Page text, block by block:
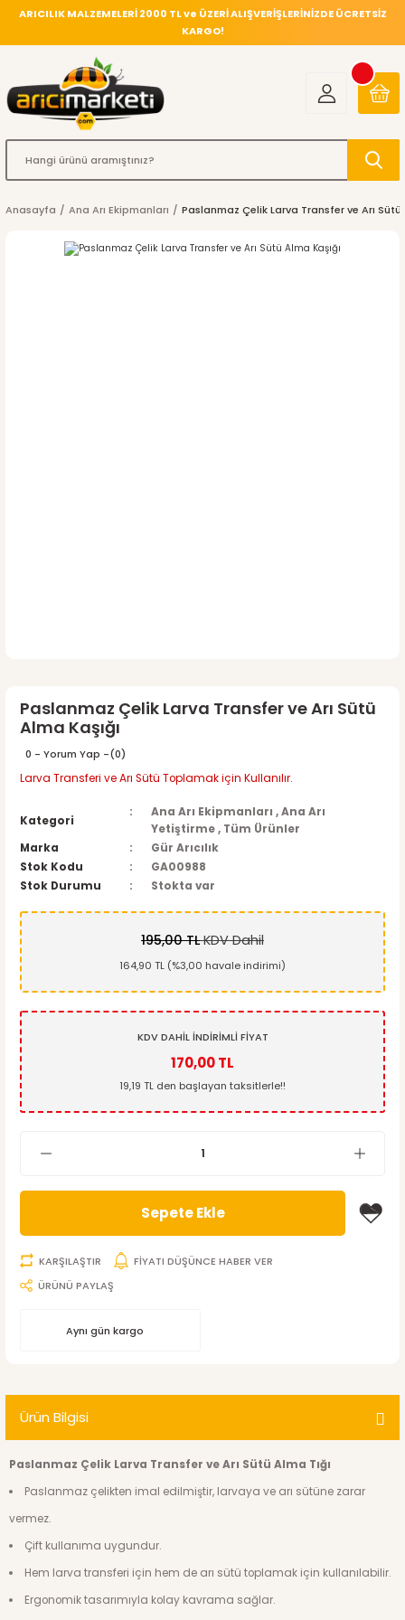
ARICILIK MALZEMELERİ 2000 TL ve ÜZERİ ALIŞVERİŞLERİNİZDE ÜCRETSİZ
KARGO!
Anasayfa Ana Arı Ekipmanları Paslanmaz Çelik Larva Transfer ve Arı Sütü
Paslanmaz Çelik Larva Transfer ve Arı Sütü
Alma Kaşığı
0 - Yorum Yap -(0)
Larva Transferi ve Arı Sütü Toplamak için Kullanılır.
Kategori
Ana Arı Ekipmanları ,Ana Arı
Yetiştirme, Tüm Ürünler
Marka
Gür Arıcılık
Stok Kodu
GA00988
Stok Durumu
Stokta var
195,00 TLKDV Dahil
164,90 TL (%3,00 havale indirimi)
KDV DAHİL İNDİRİMLİ FİYAT
170,00 TL
19,19 TL den başlayan taksitlerle!!
Sepete Ekle
KARŞILAŞTIR
FİYATI DÜŞÜNCE HABER VER
ÜRÜNÜ PAYLAŞ
Aynı gün kargo
Ürün Bilgisi
Paslanmaz Çelik Larva Transfer ve Arı Sütü Alma Tığı
Paslanmaz çelikten imal edilmiştir, larvaya ve arı sütüne zarar
vermez.
Çift kullanıma uygundur.
Hem larva transferi için hem de arı sütü toplamak için kullanılabilir.
Ergonomik tasarımıyla kolay kavrama sağlar.